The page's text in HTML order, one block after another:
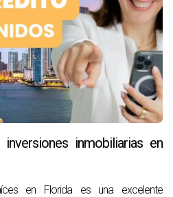
inmobiliarias en
en Florida es una excelente